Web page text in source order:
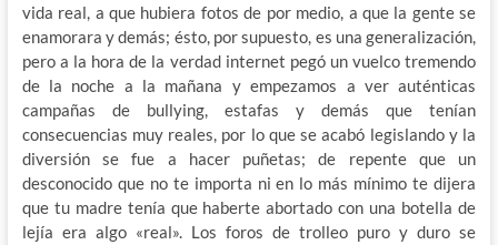
vida real, a que hubiera fotos de por medio, a que la gente se
enamorara y demás; ésto, por supuesto, es una generalización,
pero a la hora de la verdad internet pegó un vuelco tremendo
de la noche a la mañana y empezamos a ver auténticas
campañas de bullying, estafas y demás que tenían
consecuencias muy reales, por lo que se acabó legislando y la
diversión se fue a hacer puñetas; de repente que un
desconocido que no te importa ni en lo más mínimo te dijera
que tu madre tenía que haberte abortado con una botella de
lejía era algo «real». Los foros de trolleo puro y duro se